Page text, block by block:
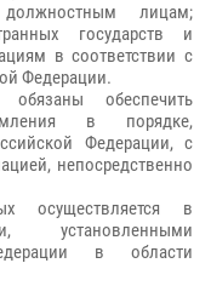
лицам;
государств и
в соответствии с
Федерации.
обеспечить
в порядке,
Федерации, с
непосредственно
осуществляется в
установленными
в области